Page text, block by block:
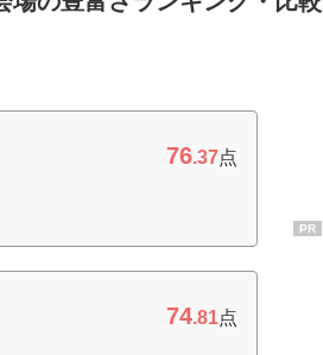
76.37点
74.81点
PR